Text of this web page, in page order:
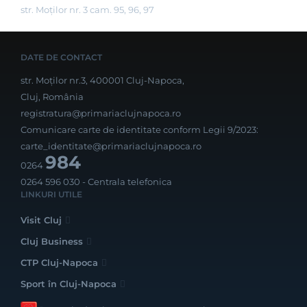
str. Moților nr. 3 cam. 95, 96, 97
DATE DE CONTACT
str. Moților nr.3, 400001 Cluj-Napoca,
Cluj, România
registratura@primariaclujnapoca.ro
Comunicare carte de identitate conform Legii 9/2023:
carte_identitate@primariaclujnapoca.ro
0264984
0264 596 030 - Centrala telefonica
LINKURI UTILE
Visit Cluj
Cluj Business
CTP Cluj-Napoca
Sport în Cluj-Napoca